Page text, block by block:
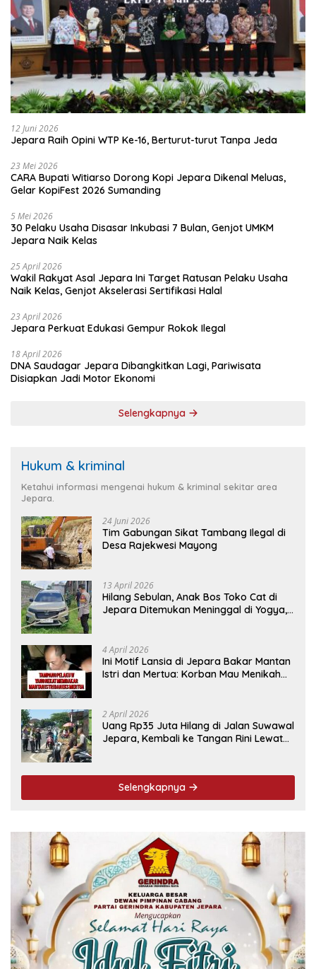
12 Juni 2026
Jepara Raih Opini WTP Ke-16, Berturut-turut Tanpa Jeda
23 Mei 2026
CARA Bupati Witiarso Dorong Kopi Jepara Dikenal Meluas,
Gelar KopiFest 2026 Sumanding
5 Mei 2026
30 Pelaku Usaha Disasar Inkubasi 7 Bulan, Genjot UMKM
Jepara Naik Kelas
25 April 2026
Wakil Rakyat Asal Jepara Ini Target Ratusan Pelaku Usaha
Naik Kelas, Genjot Akselerasi Sertifikasi Halal
23 April 2026
Jepara Perkuat Edukasi Gempur Rokok Ilegal
18 April 2026
DNA Saudagar Jepara Dibangkitkan Lagi, Pariwisata
Disiapkan Jadi Motor Ekonomi
Selengkapnya
Hukum & kriminal
Ketahui informasi mengenai hukum & kriminal sekitar area
Jepara.
24 Juni 2026
Tim Gabungan Sikat Tambang Ilegal di
Desa Rajekwesi Mayong
13 April 2026
Hilang Sebulan, Anak Bos Toko Cat di
Jepara Ditemukan Meninggal di Yogya,
4 April 2026
Ini Motif Lansia di Jepara Bakar Mantan
Istri dan Mertua: Korban Mau Menikah
2 April 2026
Uang Rp35 Juta Hilang di Jalan Suwawal
Jepara, Kembali ke Tangan Rini Lewat
Selengkapnya